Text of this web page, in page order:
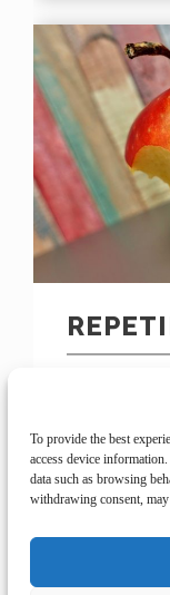
To provide the best
access device
data such as browsing
withdrawing consent,
ha
les